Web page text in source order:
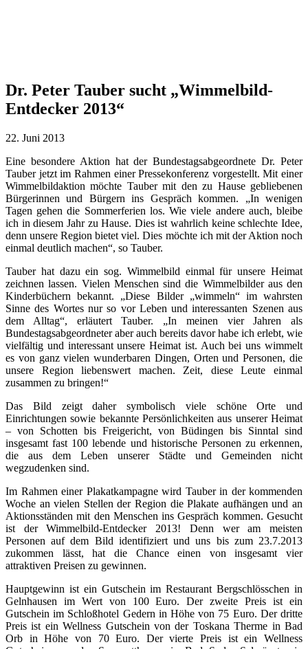
Dr. Peter Tauber sucht „Wimmelbild-
Entdecker 2013“
22. Juni 2013
Eine besondere Aktion hat der Bundestagsabgeordnete Dr. Peter
Tauber jetzt im Rahmen einer Pressekonferenz vorgestellt. Mit einer
Wimmelbildaktion möchte Tauber mit den zu Hause gebliebenen
Bürgerinnen und Bürgern ins Gespräch kommen. „In wenigen
Tagen gehen die Sommerferien los. Wie viele andere auch, bleibe
ich in diesem Jahr zu Hause. Dies ist wahrlich keine schlechte Idee,
denn unsere Region bietet viel. Dies möchte ich mit der Aktion noch
einmal deutlich machen“, so Tauber.
Tauber hat dazu ein sog. Wimmelbild einmal für unsere Heimat
zeichnen lassen. Vielen Menschen sind die Wimmelbilder aus den
Kinderbüchern bekannt. „Diese Bilder „wimmeln“ im wahrsten
Sinne des Wortes nur so vor Leben und interessanten Szenen aus
dem Alltag“, erläutert Tauber. „In meinen vier Jahren als
Bundestagsabgeordneter aber auch bereits davor habe ich erlebt, wie
vielfältig und interessant unsere Heimat ist. Auch bei uns wimmelt
es von ganz vielen wunderbaren Dingen, Orten und Personen, die
unsere Region liebenswert machen. Zeit, diese Leute einmal
zusammen zu bringen!“
Das Bild zeigt daher symbolisch viele schöne Orte und
Einrichtungen sowie bekannte Persönlichkeiten aus unserer Heimat
– von Schotten bis Freigericht, von Büdingen bis Sinntal sind
insgesamt fast 100 lebende und historische Personen zu erkennen,
die aus dem Leben unserer Städte und Gemeinden nicht
wegzudenken sind.
Im Rahmen einer Plakatkampagne wird Tauber in der kommenden
Woche an vielen Stellen der Region die Plakate aufhängen und an
Aktionsständen mit den Menschen ins Gespräch kommen. Gesucht
ist der Wimmelbild-Entdecker 2013! Denn wer am meisten
Personen auf dem Bild identifiziert und uns bis zum 23.7.2013
zukommen lässt, hat die Chance einen von insgesamt vier
attraktiven Preisen zu gewinnen.
Hauptgewinn ist ein Gutschein im Restaurant Bergschlösschen in
Gelnhausen im Wert von 100 Euro. Der zweite Preis ist ein
Gutschein im Schloßhotel Gedern in Höhe von 75 Euro. Der dritte
Preis ist ein Wellness Gutschein von der Toskana Therme in Bad
Orb in Höhe von 70 Euro. Der vierte Preis ist ein Wellness